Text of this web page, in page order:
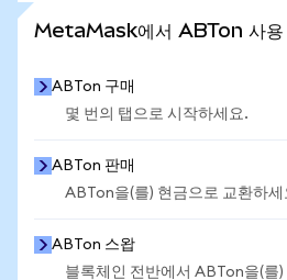
MetaMask에서 ABTon 사용
ABTon 구매
몇 번의 탭으로 시작하세요.
ABTon 판매
ABTon을(를) 현금으로 교환하세
ABTon 스왑
블록체인 전반에서 ABTon을(를)